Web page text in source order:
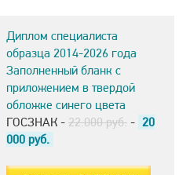
Диплом специалиста
образца 2014-2026 года
Заполненный бланк с
приложением в твердой
обложке синего цвета
ГОСЗНАК - 22.000 руб. - 20
000 руб.